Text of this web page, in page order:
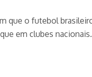
que o futebol
em clubes nacionais.